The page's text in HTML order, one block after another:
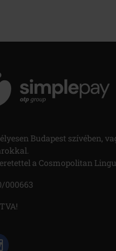
Budapest szívében,
a Cosmopolitan
000663